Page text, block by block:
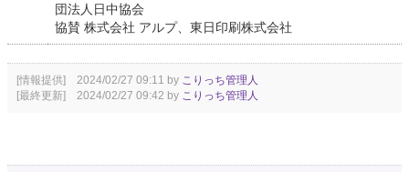
団法人日中協会
協賛 株式会社 アルプ、東日印刷株式会社
[情報提供] 2024/02/27 09:11 by こりっち管理人
[最終更新] 2024/02/27 09:42 by こりっち管理人